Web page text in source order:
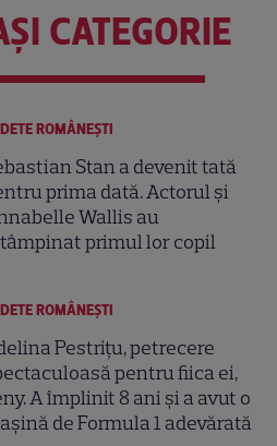
CATEGORIE
ROMÂNEŞTI
Stan a devenit tată
prima dată. Actorul și
Wallis au
primul lor copil
ROMÂNEŞTI
Pestrițu, petrecere
pentru fiica ei,
A împlinit 8 ani și a avut o
de Formula 1 adevărată